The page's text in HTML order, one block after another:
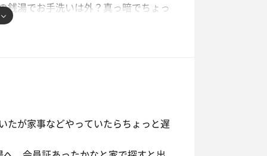
銭湯でお手洗いは外？真っ暗でちょっ
たが家事などやっていたらちょっと遅